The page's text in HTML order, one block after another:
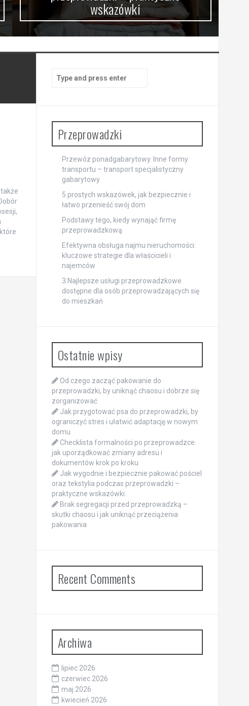
wskazówki
Search
for:
Przeprowadzki
Przewóz ponadgabarytowy. Inne formy
transportu – transport specjalistyczny
gabarytowy.
5 prostych wskazówek, jak bezpiecznie i
łatwo przenieść swój dom
Podstawy tego, kiedy wynająć firmę
przeprowadzkową
Efektywna obsługa najmu nieruchomości:
kluczowe strategie dla właścicieli i
najemców
3 Najlepsze usługi przeprowadzkowe
dostępne dla osób przeprowadzających się
do mieszkań
Ostatnie wpisy
Od czego zacząć pakowanie do
przeprowadzki, by uniknąć chaosu i dobrze się
zorganizować
Jak przygotować psa do przeprowadzki, by
ograniczyć stres i ułatwić adaptację w nowym
domu
Checklista formalności po przeprowadzce:
jak uporządkować zmiany adresu i
dokumentów krok po kroku
Jak wygodnie i bezpiecznie pakować pościel
oraz tekstylia podczas przeprowadzki –
praktyczne wskazówki
Brak segregacji przed przeprowadzką –
skutki chaosu i jak uniknąć przeciążenia
pakowania
Recent Comments
Archiwa
lipiec 2026
czerwiec 2026
maj 2026
kwiecień 2026